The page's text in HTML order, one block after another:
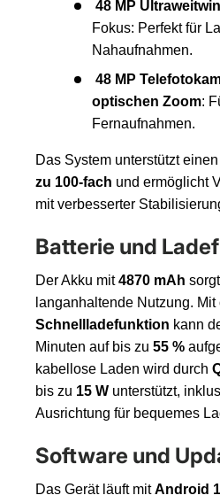
48 MP
Fokus: Perfekt für
Nahaufnahmen.
48 MP
optischen Zoom:
Fernaufnahmen.
Das System unterstützt einen
zu 100-fach und ermöglicht
mit verbesserter
Batterie und
Der Akku mit4870 mAh
langanhaltende Nutzung. Mit
Schnellladefunktion kann
Minuten auf bis zu 55 %
kabellose Laden wird durch
bis zu 15 W unterstützt,
Ausrichtung für bequemes
Software und
Das Gerät läuft mitAndroid